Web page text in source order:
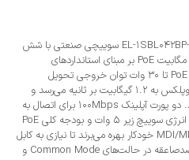
سوئیچ شبکه 6 پورت الکاتو مدل EL-1SBL042BP-65W سوییچی صنعتی با شش
پورت RJ45 است که از چهار پورت 100 مگابیت PoE بر مبنای استانداردهای
IEEE802.3af/at بهره می‌برد. هر پورت PoE تا 30 وات توان خروجی تحویل
می‌دهد. ظرفیت انتقال در حالت فول‌دوپلکس به 1.2 گیگابیت بر ثانیه می‌رسد و
دیتا تا 100 متر با پایداری منتقل می‌شود. دو پورت آپلینک 100Mbps برای اتصال به
هسته شبکه طراحی شده است. مصرف انرژی سوییچ زیر 5 وات و بودجه کلی PoE
برابر 65 وات است. تمام پورت‌ها از MDI/MDIX خودکار بهره می‌برند تا نیازی به کابل
کراس نباشد. سطوح حفاظتی ESD و ضدصاعقه در حالت‌های Common Mode و